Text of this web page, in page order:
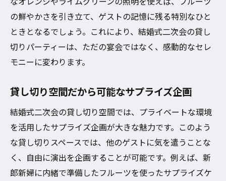
の鮮やかさを引き立て、ゲストの記憶に残る特別なひと
ときとなるでしょう。これにより、結婚式二次会の貸し
切りパーティーは、ただの宴会ではなく、感動的なセレ
モニーに変わります。
貸し切り空間だから可能なサプライズ企画
結婚式二次会の貸し切り空間では、プライベートな環境
を活用したサプライズ企画が大きな魅力です。このよう
な貸し切りスペースでは、他のゲストに気を遣うことな
く、自由に演出を企画することが可能です。例えば、新
郎新婦に内緒で準備したフルーツを使ったサプライズケ